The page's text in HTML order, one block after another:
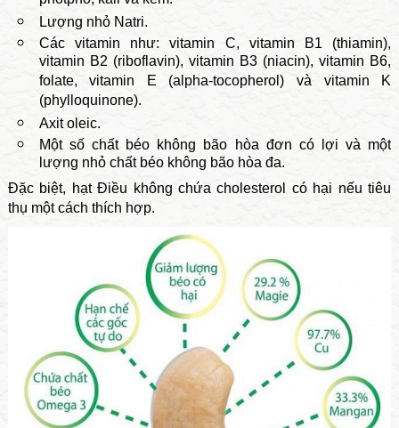
Lượng nhỏ Natri.
Các vitamin như: vitamin C, vitamin B1 (thiamin),
vitamin B2 (riboflavin), vitamin B3 (niacin), vitamin B6,
folate, vitamin E (alpha-tocopherol) và vitamin K
(phylloquinone).
Axit oleic.
Một số chất béo không bão hòa đơn có lợi và một
lượng nhỏ chất béo không bão hòa đa.
Đặc biệt, hạt Điều không chứa cholesterol có hại nếu tiêu
thụ một cách thích hợp.